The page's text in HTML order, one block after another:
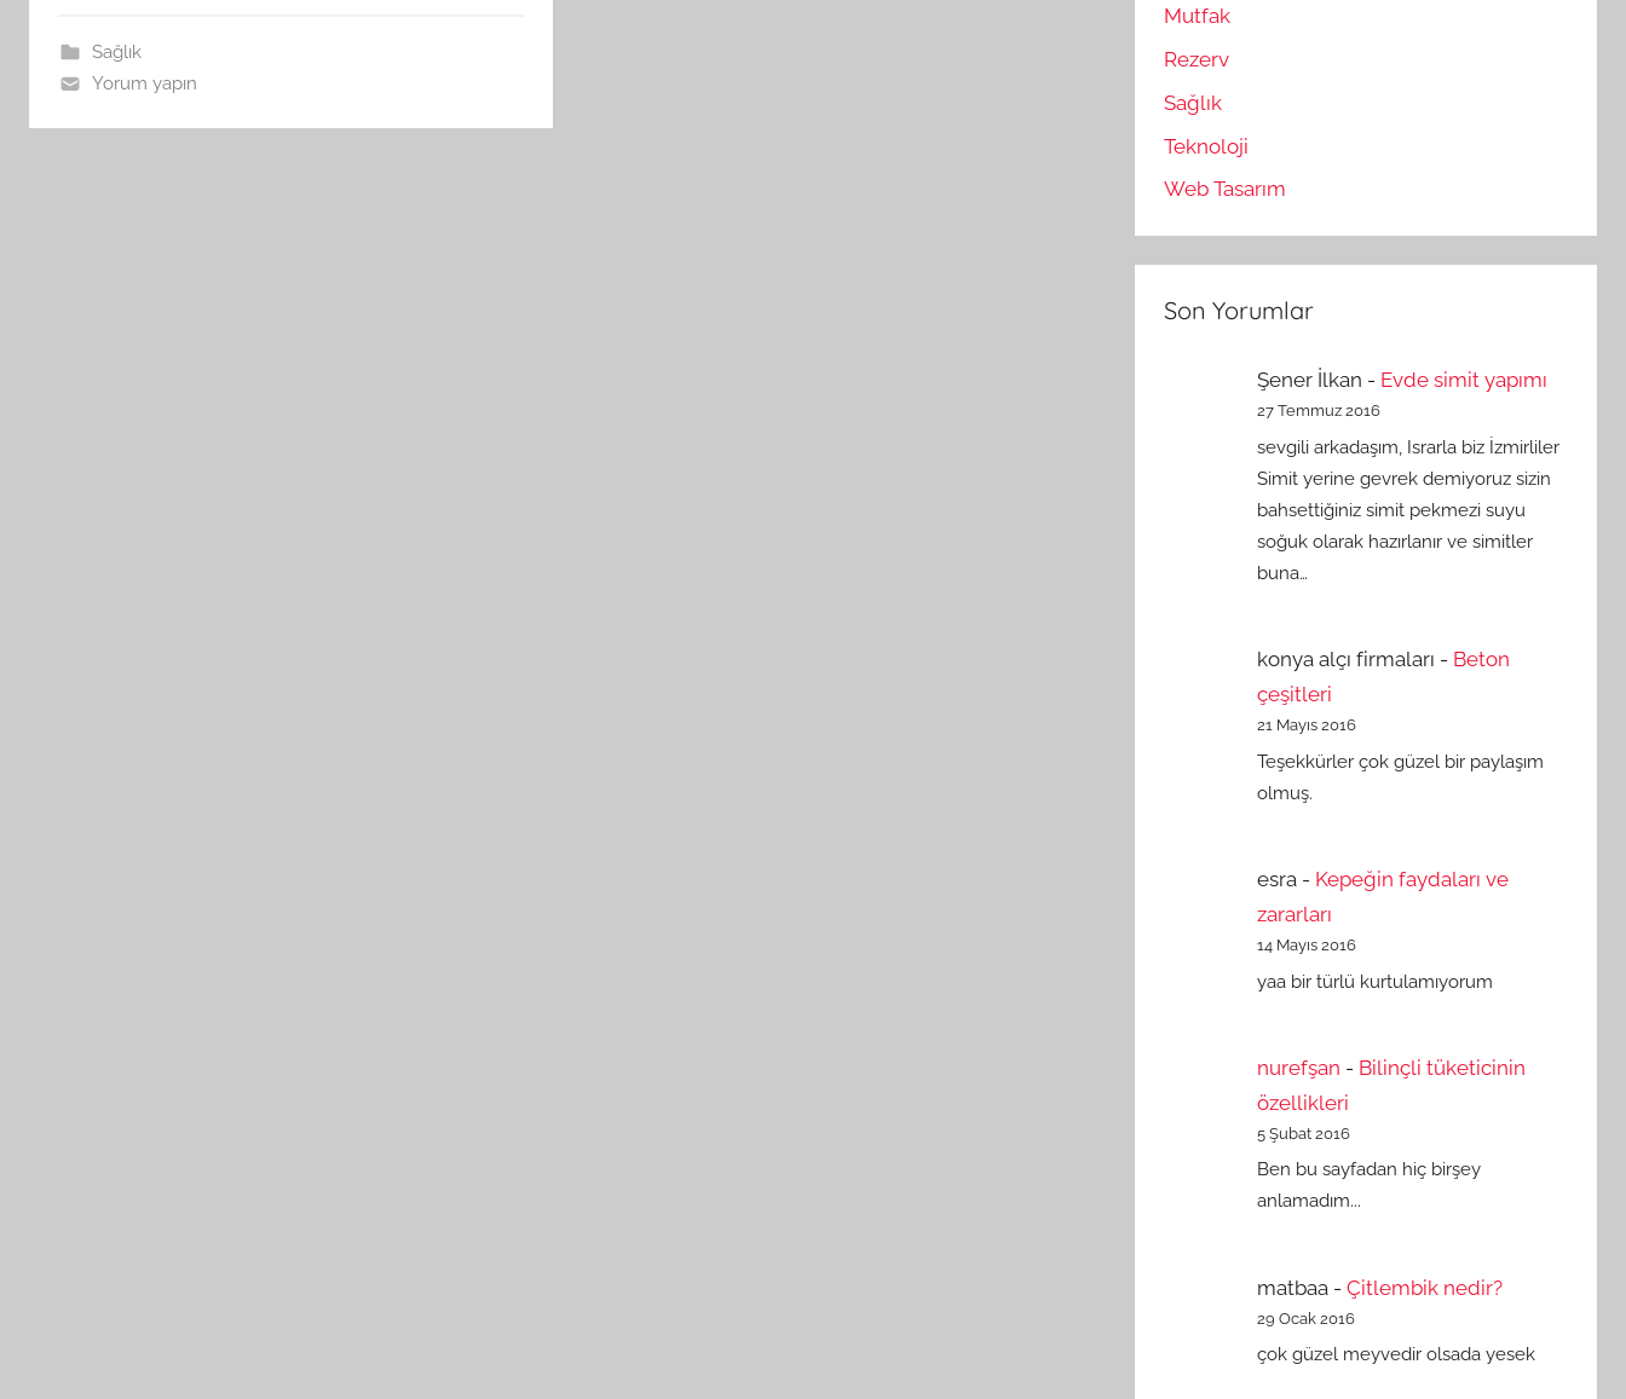
Sağlık
Yorum yapın
Mutfak
Rezerv
Sağlık
Teknoloji
Web Tasarım
Son Yorumlar
Şener İlkan - Evde simit yapımı
27 Temmuz 2016
sevgili arkadaşım, Israrla biz İzmirliler
Simit yerine gevrek demiyoruz sizin
bahsettiğiniz simit pekmezi suyu
soğuk olarak hazırlanır ve simitler
buna…
konya alçı firmaları - Beton
çeşitleri
21 Mayıs 2016
Teşekkürler çok güzel bir paylaşım
olmuş.
esra- Kepeğin faydaları ve
zararları
14 Mayıs 2016
yaa bir türlü kurtulamıyorum
nurefşan - Bilinçli tüketicinin
özellikleri
5 Şubat 2016
Ben bu sayfadan hiç birşey
anlamadım...
matbaa- Çitlembik nedir?
29 Ocak 2016
çok güzel meyvedir olsada yesek